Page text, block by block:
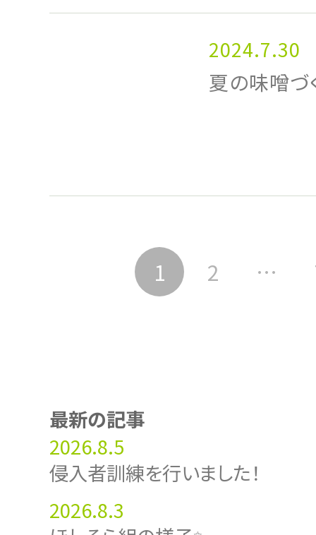
2024.7.30
夏の味噌づ
1 2 …
最新の記事
2026.8.5
侵入者訓練を行いました！
2026.8.3